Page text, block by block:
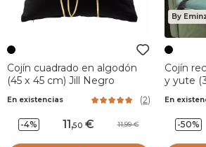
Cojín cuadrado en algodón
(45 x 45 cm) Jill Negro
En existencias (2)
-4% 11,50 11,99
By
Cojín
y yute
En
-50%